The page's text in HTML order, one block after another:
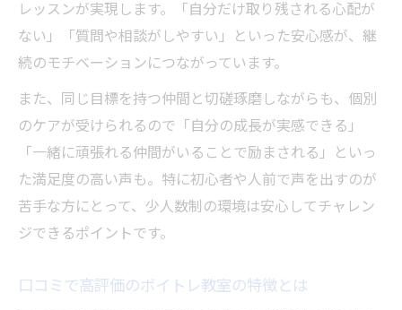
レッスンが実現します。「自分だけ取り残される心配が
ない」「質問や相談がしやすい」といった安心感が、継
続のモチベーションにつながっています。
また、同じ目標を持つ仲間と切磋琢磨しながらも、個別
のケアが受けられるので「自分の成長が実感できる」
「一緒に頑張れる仲間がいることで励まされる」といっ
た満足度の高い声も。特に初心者や人前で声を出すのが
苦手な方にとって、少人数制の環境は安心してチャレン
ジできるポイントです。
口コミで高評価のボイトレ教室の特徴とは